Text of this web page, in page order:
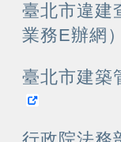
臺北市違建
業務E辦網）
臺北市建築